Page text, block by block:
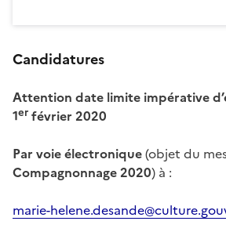
Candidatures
Attention date limite impérative
1er février 2020
Par voie électronique(objet du
Compagnonnage 2020) à :
marie-